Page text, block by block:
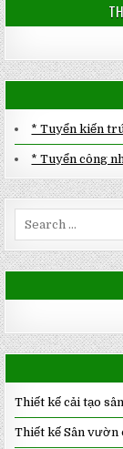
* Tuyển kiến
* Tuyển công
Thiết kế cải tạo
Thiết kế Sân vườn